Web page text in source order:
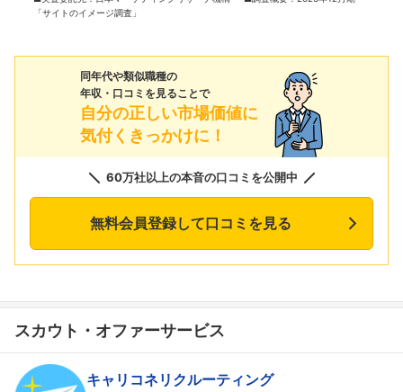
「サイトのイメージ調査」
同年代や類似職種の
年収・口コミを見ることで
自分の正しい市場価値に
気付くきっかけに！
60万社以上の本音の口コミを公開中
無料会員登録して口コミを見る
スカウト・オファーサービス
キャリコネリクルーティング